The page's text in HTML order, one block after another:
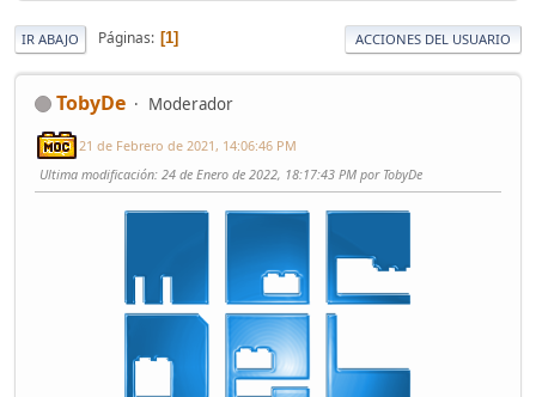
IR ABAJO Páginas 1 ACCIONES DEL USUARIO
TobyDe Moderador
21 de Febrero de 2021, 14:06:46 PM
Ultima modificación: 24 de Enero de 2022, 18:17:43 PM por TobyDe